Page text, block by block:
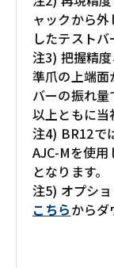
ャックから
したテストバ
注3) 把握精
準爪の上端
バーの振れ量
以上ともに当
注4) BR12で
AJC-Mを使
となります。
注5) オプシ
こちらからダ